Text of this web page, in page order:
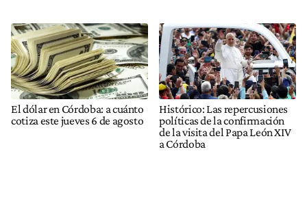
El dólar en Córdoba: a cuánto
cotiza este jueves 6 de agosto
Histórico: Las repercusiones
políticas de la confirmación
de la visita del Papa León XIV
a Córdoba